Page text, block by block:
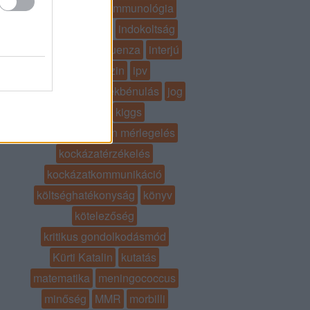
immunológia
indokoltság
influenza interjú
ipm magazin
ipv
járványos gyermekbénulás
jog
kiggs
kockázat-haszon mérlegelés
kockázatérzékelés
kockázatkommunikáció
költséghatékonyság
könyv
kötelezőség
kritikus gondolkodásmód
Kürti Katalin
kutatás
matematika meningococcus
minőség
MMR
morbilli